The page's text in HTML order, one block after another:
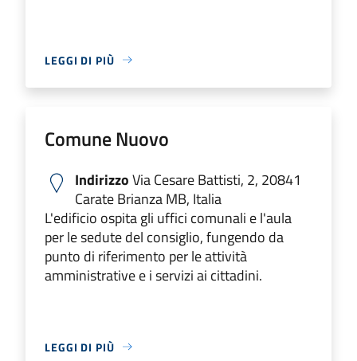
LEGGI DI PIÙ
Comune Nuovo
IndirizzoVia Cesare Battisti, 2, 20841
Carate Brianza MB, Italia
L'edificio ospita gli uffici comunali e l'aula
per le sedute del consiglio, fungendo da
punto di riferimento per le attività
amministrative e i servizi ai cittadini.
LEGGI DI PIÙ